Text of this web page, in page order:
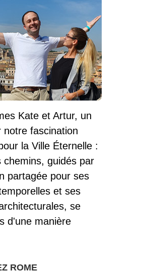
Kate et Artur, un
notre fascination
la Ville Éternelle :
chemins, guidés par
partagée pour ses
et ses
se
d'une manière
ROME